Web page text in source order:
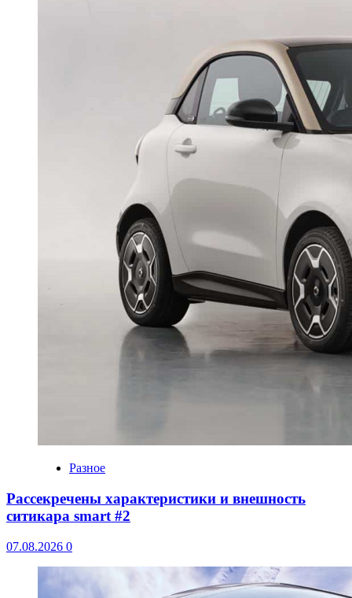
Разное
Рассекречены характеристики и внешность
ситикара smart #2
07.08.2026 0